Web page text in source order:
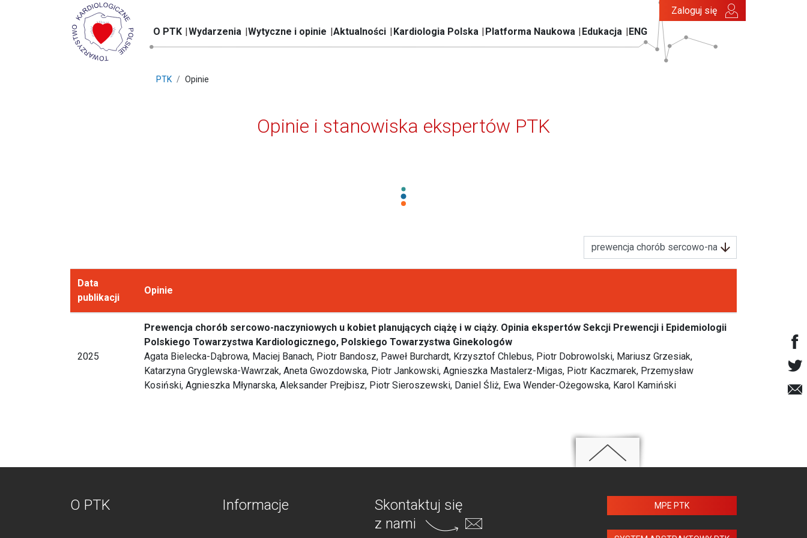
O PTK Wydarzenia Wytyczne i opinie Aktualności Kardiologia Polska Platforma Naukowa Edukacja ENG
Zaloguj się
PTK Opinie
Opinie i stanowiska ekspertów PTK
Data
publikacji
Opinie
2025
Prewencja chorób sercowo-naczyniowych u kobiet planujących ciążę i w ciąży. Opinia ekspertów Sekcji Prewencji i Epidemiologii
Polskiego Towarzystwa Kardiologicznego, Polskiego Towarzystwa Ginekologów
Agata Bielecka-Dąbrowa, Maciej Banach, Piotr Bandosz, Paweł Burchardt, Krzysztof Chlebus, Piotr Dobrowolski, Mariusz Grzesiak,
Katarzyna Gryglewska-Wawrzak, Aneta Gwozdowska, Piotr Jankowski, Agnieszka Mastalerz-Migas, Piotr Kaczmarek, Przemysław
Kosiński, Agnieszka Młynarska, Aleksander Prejbisz, Piotr Sieroszewski, Daniel Śliż, Ewa Wender-Ożegowska, Karol Kamiński
O PTK Informacje
Skontaktuj się
z nami
MPE PTK